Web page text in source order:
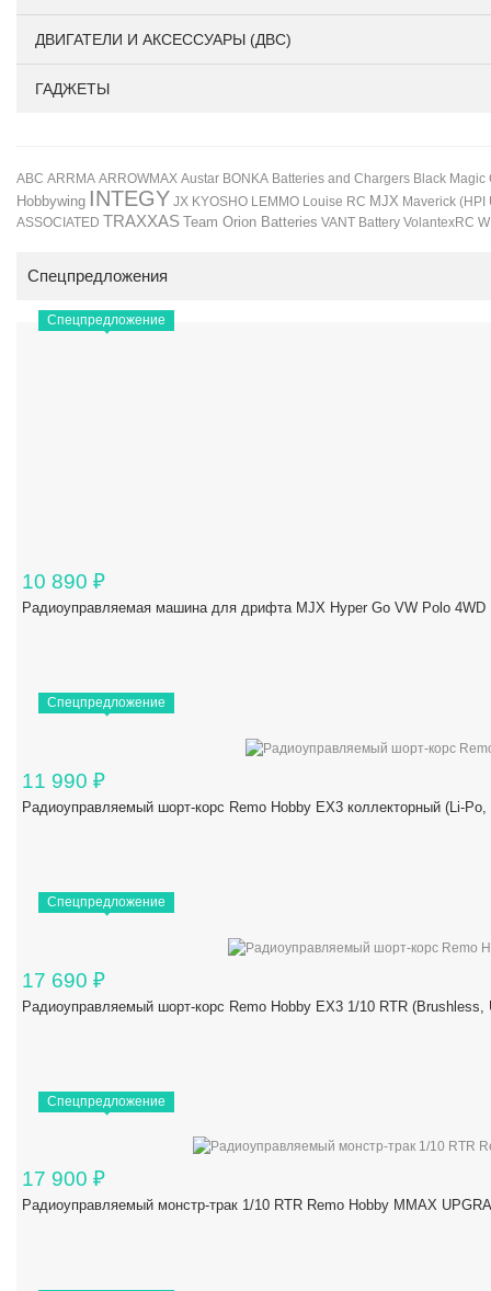
ДВИГАТЕЛИ И АКСЕССУАРЫ (ДВС)
ГАДЖЕТЫ
ABC ARRMA ARROWMAX Austar BONKA Batteries and Chargers Black Magic
Hobbywing INTEGY JX KYOSHO LEMMO Louise RC MJX Maverick (HPI
ASSOCIATED TRAXXAS Team Orion Batteries VANT Battery VolantexRC
Спецпредложения
Спецпредложение
10 890 ₽
Радиоуправляемая машина для дрифта MJX Hyper Go VW Polo
Спецпредложение
11 990 ₽
Радиоуправляемый шорт-корс Remo Hobby EX3 коллекторный (Li-
Спецпредложение
17 690 ₽
Радиоуправляемый шорт-корс Remo Hobby EX3 1/10 RTR
Спецпредложение
17 900 ₽
Радиоуправляемый монстр-трак 1/10 RTR Remo Hobby MMAX